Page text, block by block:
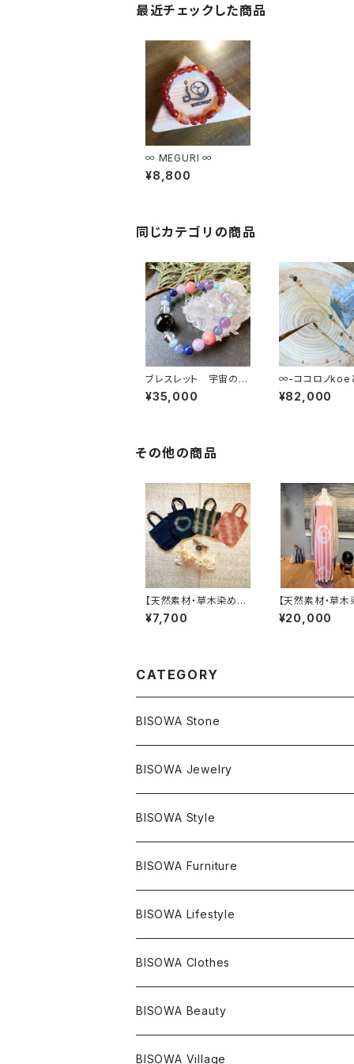
最近チェックした商品
∞ MEGURI ∞
¥8,800
同じカテゴリの商品
ブレスレット 宇宙の果
実タチとアソボウ
¥35,000
∞-ココロノkoe
BO宇-∞
¥82,000
その他の商品
【天然素材・草木染め】
エコバッグ 100％wil
d hemp
¥7,700
【天然素材・草木
ヘンプオーガニ
トンリネンスト
¥20,000
CATEGORY
BISOWA Stone
マスタークリスタル / 水晶
エレスチャル
ライトニング
石の種類別
アメジスト
アクアマリン
産地別
ヒマラヤ
ブラジル
BISOWA Jewelry
ネックレス／ペンダント
宇佐美聖子
絹麻 ~kenma~
ピアス
宇佐美聖子
Others
ブレスレット
宇佐美聖子
Others
リング
サンキャッチャー
ヘアアクセサリー
BISOWA Style
ONE PIECE
ヘンプ
オーガニックコットン
PANTS
ヘンプ
オーガニックコットン
T-SHIRT
オーガニックコットン
ヘンプコットン
leggings
ヘンプ
Others
BISOWA Furniture
のるすく
BISOWA Lifestyle
Music
宇佐美聖子
Niceness Music
浄化アイテム
Cosmic Hemp 麻炭
オラクルカード
BISOWA Clothes
麻
絹
BISOWA Beauty
ヘンプオイル
BISOWA Village